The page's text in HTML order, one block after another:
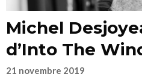
Michel
d’Into The
21 novembre 2019